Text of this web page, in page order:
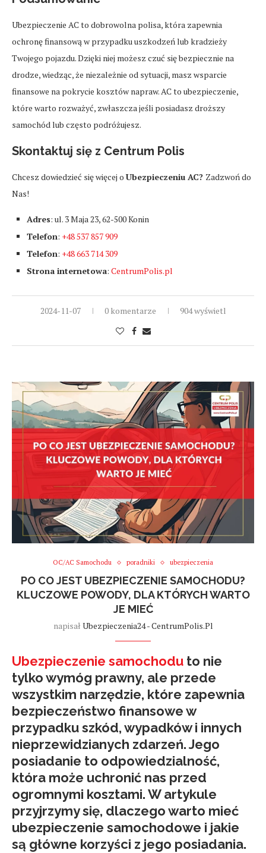
Ubezpieczenie AC to dobrowolna polisa, która zapewnia
ochronę finansową w przypadku uszkodzeń lub kradzieży
Twojego pojazdu. Dzięki niej możesz czuć się bezpiecznie na
drodze, wiedząc, że niezależnie od sytuacji, masz wsparcie
finansowe na pokrycie kosztów napraw. AC to ubezpieczenie,
które warto rozważyć, zwłaszcza jeśli posiadasz droższy
samochód lub często podróżujesz.
Skontaktuj się z Centrum Polis
Chcesz dowiedzieć się więcej o Ubezpieczeniu AC? Zadzwoń do
Nas!
Adres: ul. 3 Maja 23, 62-500 Konin
Telefon: +48 537 857 909
Telefon: +48 663 714 309
Strona internetowa: CentrumPolis.pl
2024-11-07 0 komentarze 904 wyświetl
OC/AC Samochodu poradniki ubezpieczenia
PO CO JEST UBEZPIECZENIE SAMOCHODU?
KLUCZOWE POWODY, DLA KTÓRYCH WARTO
JE MIEĆ
napisał Ubezpieczenia24 - CentrumPolis.pl
Ubezpieczenie samochodu to nie
tylko wymóg prawny, ale przede
wszystkim narzędzie, które zapewnia
bezpieczeństwo finansowe w
przypadku szkód, wypadków i innych
nieprzewidzianych zdarzeń. Jego
posiadanie to odpowiedzialność,
która może uchronić nas przed
ogromnymi kosztami. W artykule
przyjrzymy się, dlaczego warto mieć
ubezpieczenie samochodowe i jakie
są główne korzyści z jego posiadania.